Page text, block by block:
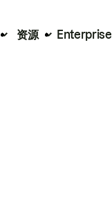
资源 Enterprise